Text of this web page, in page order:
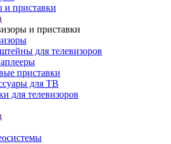
и приставки
и приставки
для телевизоров
приставки
для ТВ
для телевизоров